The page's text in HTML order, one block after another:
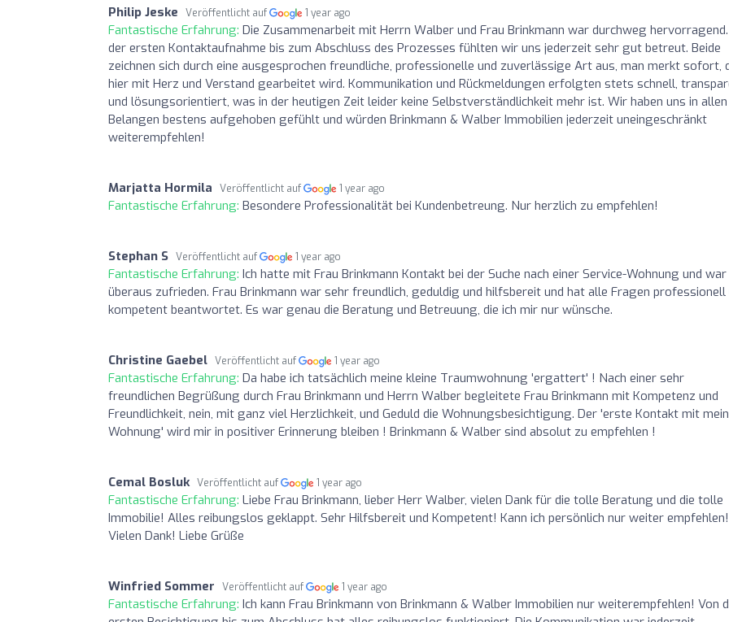
Philip Jeske Veröffentlicht auf 1 year ago
Fantastische Erfahrung: Die Zusammenarbeit mit Herrn Walber und Frau Brinkmann war durchweg
der ersten Kontaktaufnahme bis zum Abschluss des Prozesses fühlten wir uns jederzeit sehr gut betreut. Beide
zeichnen sich durch eine ausgesprochen freundliche, professionelle und zuverlässige Art aus, man merkt sofort,
hier mit Herz und Verstand gearbeitet wird. Kommunikation und Rückmeldungen erfolgten stets schnell,
und lösungsorientiert, was in der heutigen Zeit leider keine Selbstverständlichkeit mehr ist. Wir haben uns in allen
Belangen bestens aufgehoben gefühlt und würden Brinkmann & Walber Immobilien jederzeit uneingeschränkt
weiterempfehlen!
Marjatta Hormila Veröffentlicht auf 1 year ago
Fantastische Erfahrung: Besondere Professionalität bei Kundenbetreung. Nur herzlich zu empfehlen!
Stephan S Veröffentlicht auf 1 year ago
Fantastische Erfahrung: Ich hatte mit Frau Brinkmann Kontakt bei der Suche nach einer Service-Wohnung und war
überaus zufrieden. Frau Brinkmann war sehr freundlich, geduldig und hilfsbereit und hat alle Fragen professionell
kompetent beantwortet. Es war genau die Beratung und Betreuung, die ich mir nur wünsche.
Christine Gaebel Veröffentlicht auf 1 year ago
Fantastische Erfahrung: Da habe ich tatsächlich meine kleine Traumwohnung 'ergattert' ! Nach einer sehr
freundlichen Begrüßung durch Frau Brinkmann und Herrn Walber begleitete Frau Brinkmann mit Kompetenz und
Freundlichkeit, nein, mit ganz viel Herzlichkeit, und Geduld die Wohnungsbesichtigung. Der 'erste Kontakt mit
Wohnung' wird mir in positiver Erinnerung bleiben ! Brinkmann & Walber sind absolut zu empfehlen !
Cemal Bosluk Veröffentlicht auf 1 year ago
Fantastische Erfahrung: Liebe Frau Brinkmann, lieber Herr Walber, vielen Dank für die tolle Beratung und die tolle
Immobilie! Alles reibungslos geklappt. Sehr Hilfsbereit und Kompetent! Kann ich persönlich nur weiter empfehlen!
Vielen Dank! Liebe Grüße
Winfried Sommer Veröffentlicht auf 1 year ago
Fantastische Erfahrung: Ich kann Frau Brinkmann von Brinkmann & Walber Immobilien nur weiterempfehlen! Von